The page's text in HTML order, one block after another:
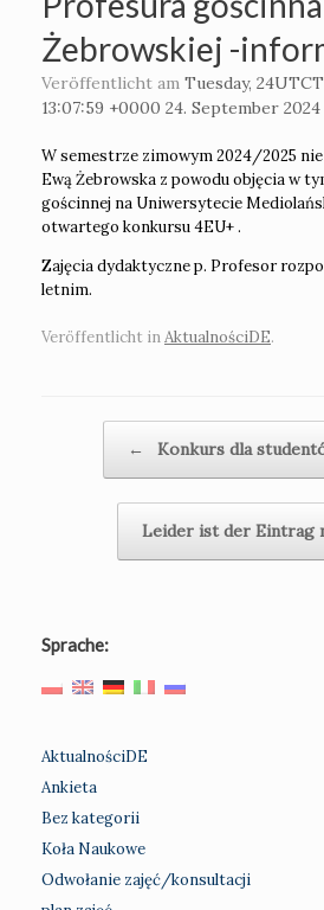
Żebrowskiej -
Veröffentlicht am Tuesday,
13:07:59 +0000 24. September 2024
W semestrze zimowym 2024/2025
Ewą Żebrowska z powodu objęcia w
gościnnej na Uniwersytecie
otwartego konkursu 4EU+ .
Zajęcia dydaktyczne p. Profesor
letnim.
Veröffentlicht inAktualnościDE.
← Konkurs dla
Leider ist der Eintrag
Sprache:
AktualnościDE
Ankieta
Bez kategorii
Koła Naukowe
Odwołanie zajęć/konsultacji